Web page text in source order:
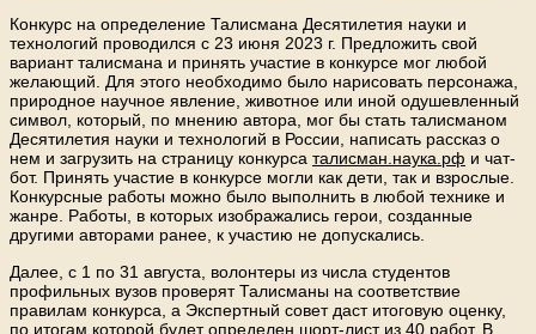
Конкурс на определение Талисмана Десятилетия науки и
технологий проводился с 23 июня 2023 г. Предложить свой
вариант талисмана и принять участие в конкурсе мог любой
желающий. Для этого необходимо было нарисовать персонажа,
природное научное явление, животное или иной одушевленный
символ, который, по мнению автора, мог бы стать талисманом
Десятилетия науки и технологий в России, написать рассказ о
нем и загрузить на страницу конкурса талисман.наука.рф и чат-
бот. Принять участие в конкурсе могли как дети, так и взрослые.
Конкурсные работы можно было выполнить в любой технике и
жанре. Работы, в которых изображались герои, созданные
другими авторами ранее, к участию не допускались.
Далее, с 1 по 31 августа, волонтеры из числа студентов
профильных вузов проверят Талисманы на соответствие
правилам конкурса, а Экспертный совет даст итоговую оценку,
по итогам которой будет определен шорт-лист из 40 работ. В